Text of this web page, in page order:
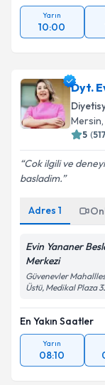
Yarın
10:00
Dyt.
Mersin,
5 (517
Cok ilgili ve
basladim.
Adres 1
Evin Yananer
Merkezi
Güvenevler
Üstü, Medikal Plaza
En Yakın Saatler
Yarın
08:10